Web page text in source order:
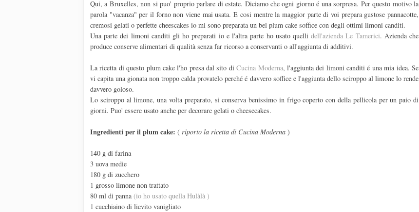
Qui, a Bruxelles, non si puo' proprio parlare di estate. Diciamo che ogni giorno é una sorpresa. Per questo motivo la
parola "vacanza" per il forno non viene mai usata. E cosi mentre la maggior parte di voi prepara gustose pannacotte,
cremosi gelati o perfette cheescakes io mi sono preparata un bel plum cake soffice con degli ottimi limoni canditi.
Una parte dei limoni canditi gli ho preparati io e l'altra parte ho usato quellidell'azienda Le Tamerici. Azienda che
produce conserve alimentari di qualità senza far ricorso a conservanti o all'aggiunta di additivi.
La ricetta di questo plum cake l'ho presa dal sito diCucina Moderna, l'aggiunta dei limoni canditi é una mia idea. Se
vi capita una gionata non troppo calda provatelo perché é davvero soffice e l'aggiunta dello sciroppo al limone lo rende
davvero goloso.
Lo sciroppo al limone, una volta preparato, si conserva benissimo in frigo coperto con della pellicola per un paio di
giorni. Puo' essere usato anche per decorare gelati o cheesecakes.
Ingredienti per il plum cake: ( riporto la ricetta di Cucina Moderna )
140 g di farina
3 uova medie
180 g di zucchero
1 grosso limone non trattato
80 ml di panna(io ho usato quella Hulàlà )
1 cucchiaino di lievito vanigliato